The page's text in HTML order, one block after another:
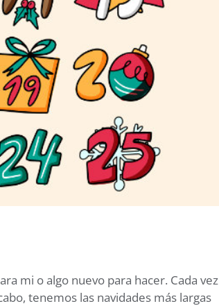
mi o algo nuevo para hacer. Cada vez
tenemos las navidades más largas